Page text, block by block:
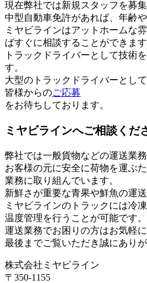
現在弊社では新規スタッフを募集
中型自動車免許があれば、年齢
ミヤビラインはアットホームな
ばすぐに相談することができます
トラックドライバーとして技術
す。
大型のトラックドライバーとし
皆様からのご応募
をお待ちしております。
ミヤビラインへご相談くだ
弊社では一般貨物などの運送業
お客様の元に安全に荷物を運ぶ
業務に取り組んでいます。
新鮮さが重要な青果や鮮魚の運
ミヤビラインのトラックには冷
温度管理を行うことが可能です。
運送業務でお困りの方はお気軽に
最後までご覧いただき誠にあり
株式会社ミヤビライン
〒350-1155